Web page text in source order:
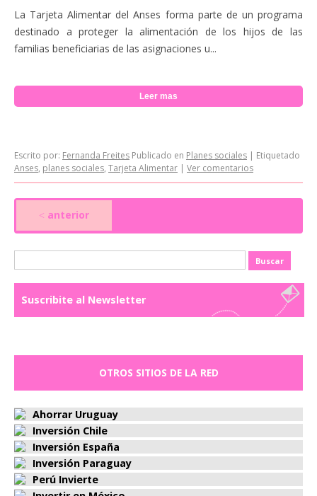
La Tarjeta Alimentar del Anses forma parte de un programa
destinado a proteger la alimentación de los hijos de las
familias beneficiarias de las asignaciones u...
Leer mas
Escrito por: Fernanda Freites Publicado en Planes sociales | Etiquetado
Anses, planes sociales, Tarjeta Alimentar | Ver comentarios
< anterior
Suscribite al Newsletter
OTROS SITIOS DE LA RED
Ahorrar Uruguay
Inversión Chile
Inversión España
Inversión Paraguay
Perú Invierte